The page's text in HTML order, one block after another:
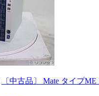
〔中古品〕 Mate タイプ